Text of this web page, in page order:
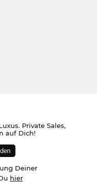
Private Sales,
auf Dich!
Deiner
hier